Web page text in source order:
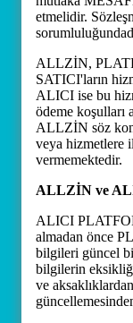
etmelidir.
ALLZİN,
SATICI'ların
ALICI ise bu
ödeme koşulları
ALLZİN söz
veya hizmetlere
vermemektedir.
ALLZİN ve
ALICI
almadan önce
bilgileri güncel
bilgilerin eksikliği
ve